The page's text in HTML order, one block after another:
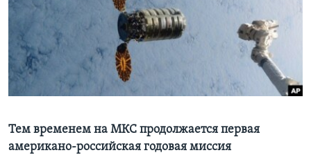
Learning English
СОЦИАЛЬНЫЕ СЕТИ
Языки
Тем временем на МКС продолжается первая
американо-российская годовая миссия